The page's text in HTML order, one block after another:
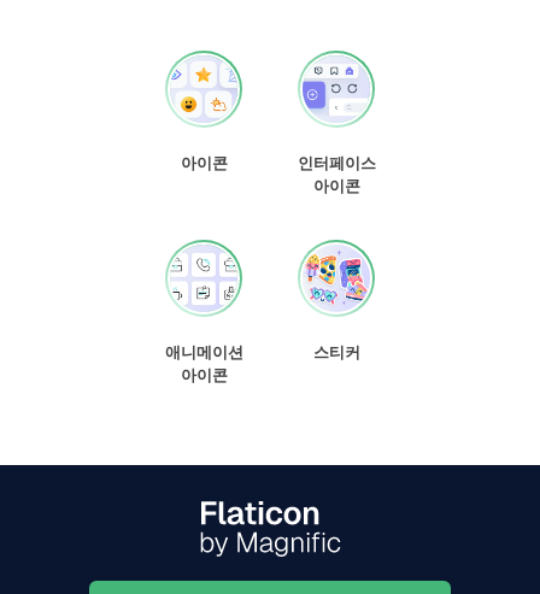
아이콘
인터페이스
아이콘
애니메이션
아이콘
스티커